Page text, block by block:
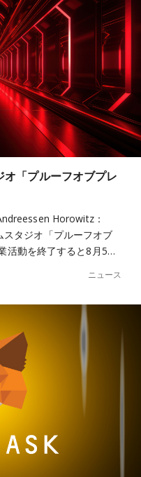
「プルーフオブプレ
Horowitz：
タジオ「プルーフオブ
活動を終了すると8月5…
ニュース